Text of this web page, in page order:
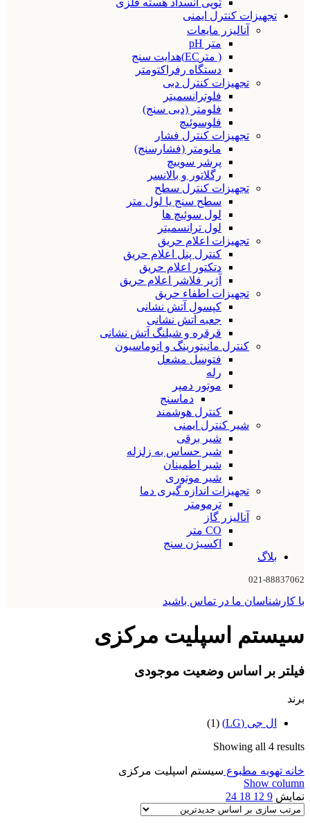
تجهیزات کنترل ایمنی
آنالیزر مایعات
متر pH
( مترEC)هدایت سنج
دستگاه رفراکتومتر
تجهیزات کنترل دبی
فلوترانسمیتر
فلومتر (دبی سنج)
فلوسوئیچ
تجهیزات کنترل فشار
مانومتر (فشارسنج)
پرشر سوییچ
رگلاتور و بالانسر
تجهیزات کنترل سطح
سطح سنج یا لول متر
لول سوئیچ ها
لول ترانسمیتر
تجهیزات اعلام حریق
کنترل پنل اعلام حریق
دتکتور اعلام حریق
آژیر فلاشر اعلام حریق
تجهیزات اطفاء حریق
کپسول آتش نشانی
جعبه آتش نشانی
قرقره و شیلنگ آتش نشانی
کنترل مانیتورینگ و اتوماسیون
فتوسل مشعل
رله
موتور دمپر
دماسنج
کنترل هوشمند
شیر کنترل ایمنی
شیر برقی
شیر حساس به زلزله
شیر اطمینان
شیر موتوری
تجهیزات اندازه گیری دما
ترمومتر
آنالیزر گاز
CO متر
اکسیژن سنج
بلاگ
021-88837062
با کارشناسان ما در تماس باشید
سیستم اسپلیت مرکزی
فیلتر بر اساس وضعیت موجودی
برند
ال جی (LG)
(1)
Showing all 4 results
latest
خانه تهویه مطبوع سیستم اسپلیت مرکزی
Show column
نمایش 9
12
18
24